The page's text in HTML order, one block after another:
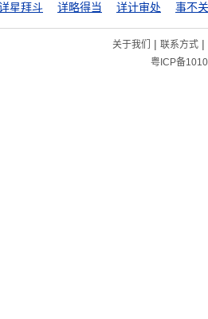
星拜斗 详略得当 详计审处 事不
关于我们 | 联系方式|
粤ICP备